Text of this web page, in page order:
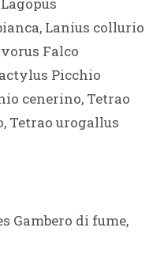
Lanius collurio
Falco
Picchio
cenerino, Tetrao
Tetrao urogallus
Gambero di fume,